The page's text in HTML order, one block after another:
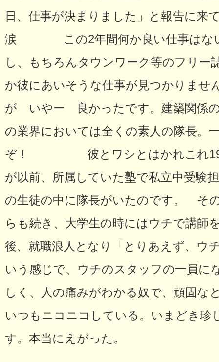
日、仕事が決まりました」と報告に来
涙 この2年間何か良い仕事はない
し、もちろんタウンワーク等のフリー
か彼にあいそうな仕事が見つかりま
が いやー 良かったです。建築関係の
の業界においては全くの素人の隊長。
ぞ！ 彼とワシとはかれこれ19年
が以前、所属していた塾で私立中受験
の生徒の中に隊長がいたのです。 そ
らも続き、大学生の時にはウチで講師
後、就職浪人となり「とりあえず、ウ
いう感じで、ウチのスタッフの一員
しく、人の痛みがわかる奴で、頑固な
いつもニコニコしている。いまどき珍
す。本当にえがった。